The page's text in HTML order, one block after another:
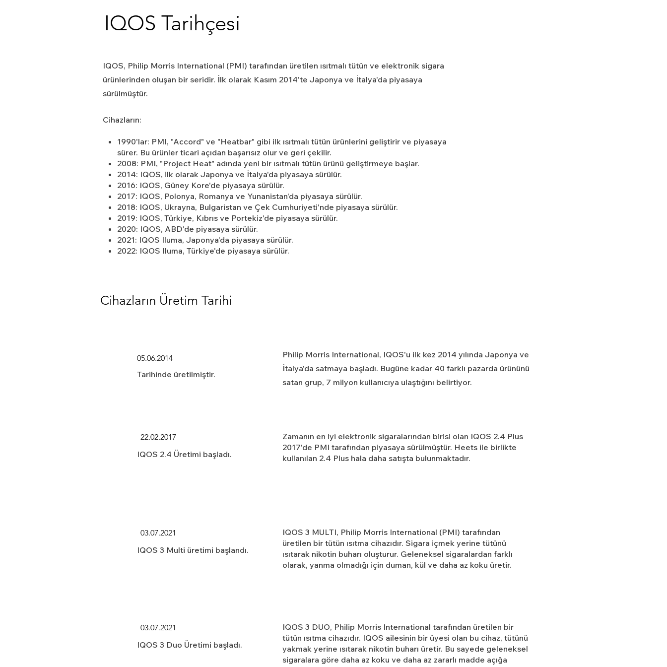
IQOS Tarihçesi
IQOS, Philip Morris International (PMI) tarafından üretilen ısıtmalı tütün ve elektronik sigara
ürünlerinden oluşan bir seridir. İlk olarak Kasım 2014'te Japonya ve İtalya'da piyasaya
sürülmüştür.
Cihazların:
1990'lar: PMI, "Accord" ve "Heatbar" gibi ilk ısıtmalı tütün ürünlerini geliştirir ve piyasaya
sürer. Bu ürünler ticari açıdan başarısız olur ve geri çekilir.
2008: PMI, "Project Heat" adında yeni bir ısıtmalı tütün ürünü geliştirmeye başlar.
2014: IQOS, ilk olarak Japonya ve İtalya'da piyasaya sürülür.
2016: IQOS, Güney Kore'de piyasaya sürülür.
2017: IQOS, Polonya, Romanya ve Yunanistan'da piyasaya sürülür.
2018: IQOS, Ukrayna, Bulgaristan ve Çek Cumhuriyeti'nde piyasaya sürülür.
2019: IQOS, Türkiye, Kıbrıs ve Portekiz'de piyasaya sürülür.
2020: IQOS, ABD'de piyasaya sürülür.
2021: IQOS Iluma, Japonya'da piyasaya sürülür.
2022: IQOS Iluma, Türkiye'de piyasaya sürülür.
Cihazların Üretim Tarihi
05.06.2014
Tarihinde üretilmiştir.
Philip Morris International, IQOS'u ilk kez 2014 yılında Japonya ve
İtalya'da satmaya başladı. Bugüne kadar 40 farklı pazarda ürününü
satan grup, 7 milyon kullanıcıya ulaştığını belirtiyor.
22.02.2017
IQOS 2.4 Üretimi başladı.
Zamanın en iyi elektronik sigaralarından birisi olan IQOS 2.4 Plus
2017'de PMI tarafından piyasaya sürülmüştür. Heets ile birlikte
kullanılan 2.4 Plus hala daha satışta bulunmaktadır.
03.07.2021
IQOS 3 Multi üretimi başlandı.
IQOS 3 MULTI, Philip Morris International (PMI) tarafından
üretilen bir tütün ısıtma cihazıdır. Sigara içmek yerine tütünü
ısıtarak nikotin buharı oluşturur. Geleneksel sigaralardan farklı
olarak, yanma olmadığı için duman, kül ve daha az koku üretir.
03.07.2021
IQOS 3 Duo Üretimi başladı.
IQOS 3 DUO, Philip Morris International tarafından üretilen bir
tütün ısıtma cihazıdır. IQOS ailesinin bir üyesi olan bu cihaz, tütünü
yakmak yerine ısıtarak nikotin buharı üretir. Bu sayede geleneksel
sigaralara göre daha az koku ve daha az zararlı madde açığa